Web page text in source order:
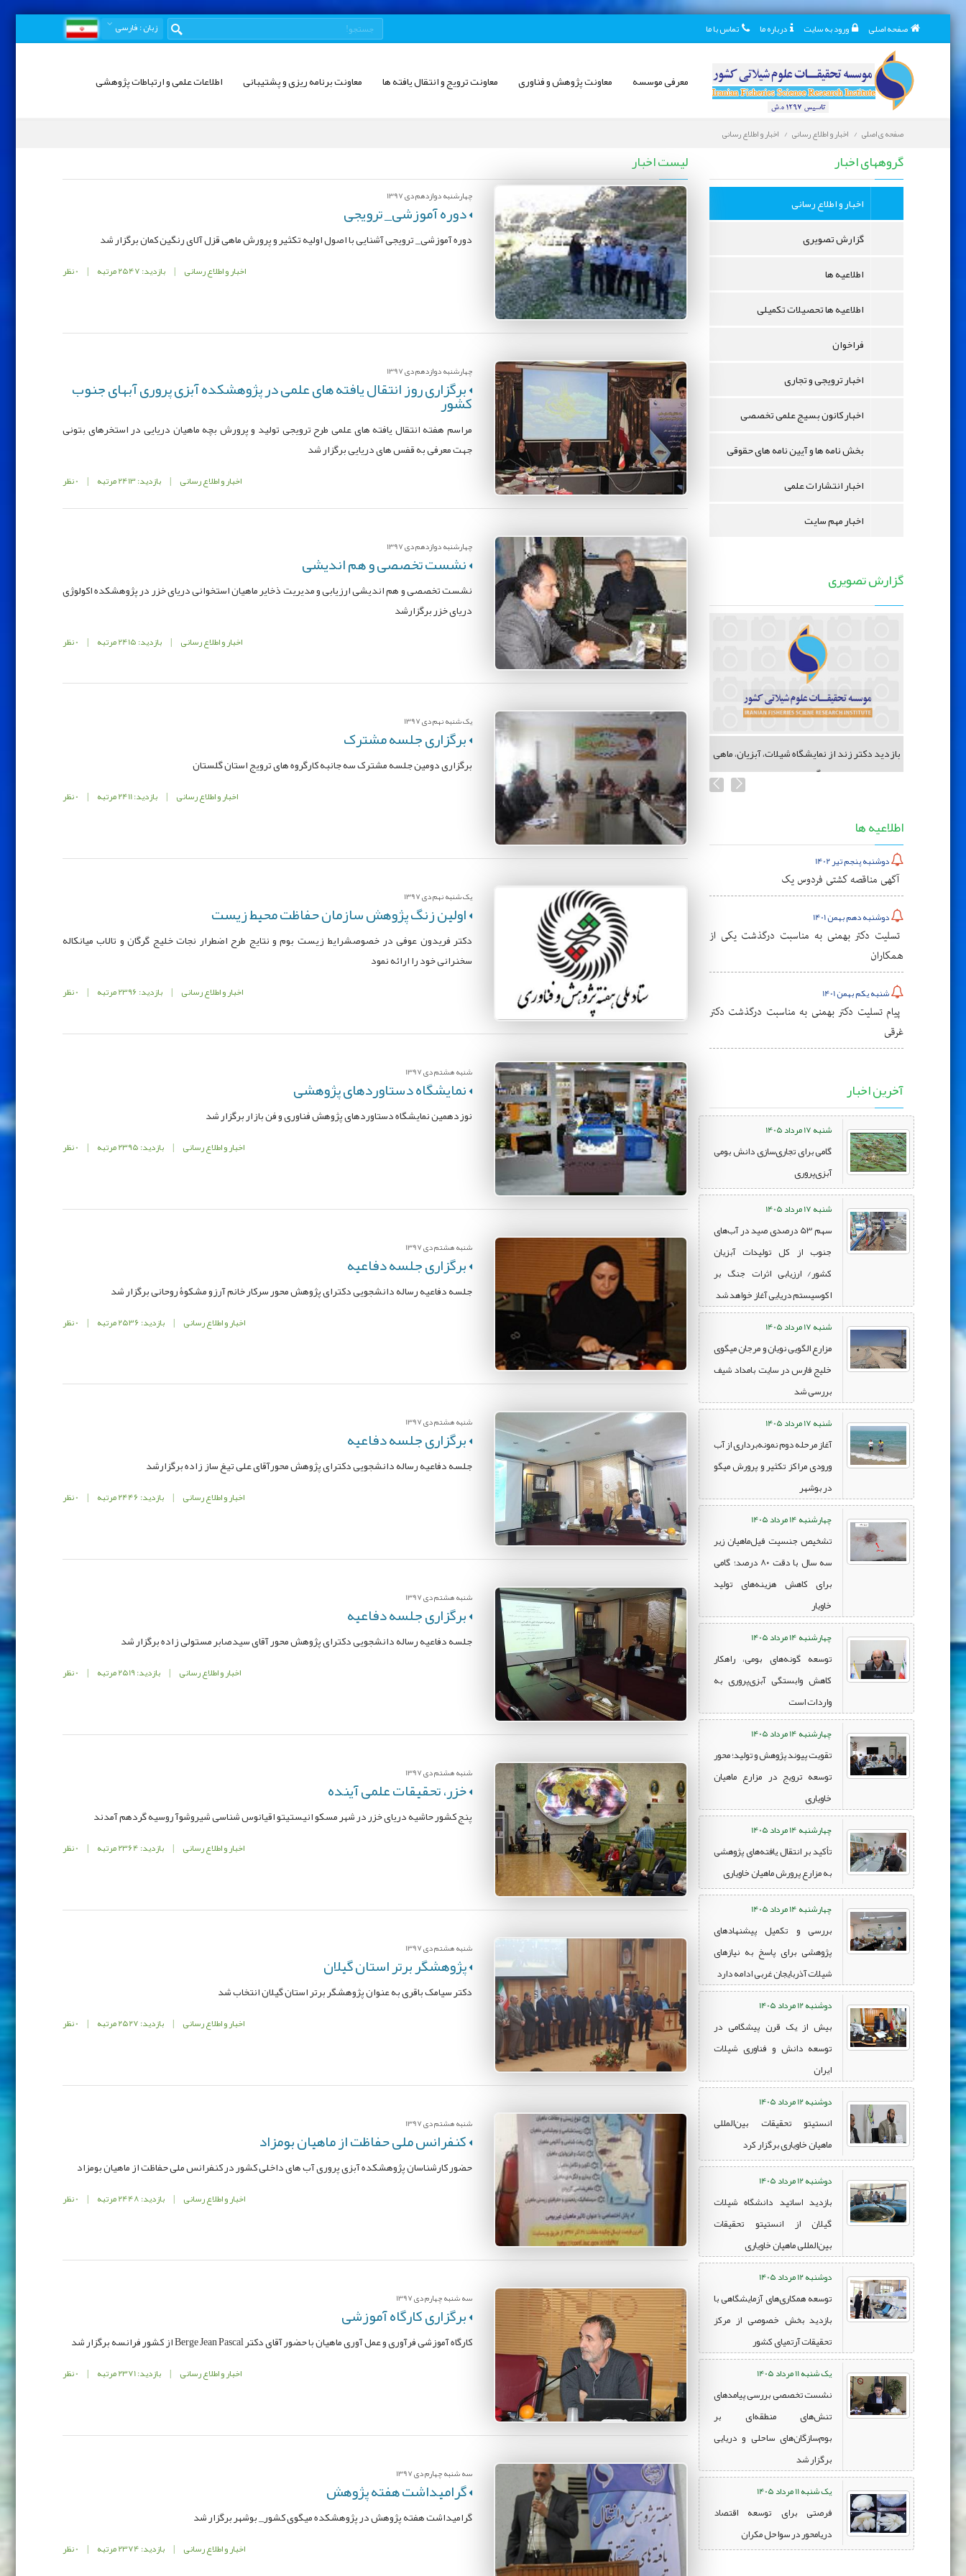
صفحه اصلی ورود به سایت درباره ما تماس با ما زبان: فارسی
معرفی موسسه معاونت پژوهش و فناوری معاونت ترویج و انتقال یافته ها معاونت برنامه ریزی و پشتیبانی اطلاعات علمی و ارتباطات پژوهشی
صفحه ی اصلی اخبار و اطلاع رسانی اخبار و اطلاع رسانی
اخبار و اطلاع رسانی
گروههای اخبار
اخبار و اطلاع رسانی
گزارش تصویری
اطلاعیه ها
اطلاعیه ها تحصیلات تکمیلی
فراخوان
اخبار ترویجی و تجاری
اخبار کانون بسیج علمی تخصصی
بخش نامه ها و آیین نامه های حقوقی
اخبار انتشارات علمی
اخبار مهم سایت
گزارش تصویری
بازدید دکتر زند از نمایشگاه شیلات، آبزیان، ماهی
گیری...
اطلاعیه ها
دوشنبه پنجم تیر 1402
آگهی مناقصه کشتی فردوس یک
دوشنبه دهم بهمن 1401
تسلیت دکتر بهمنی به مناسبت درگذشت یکی از
همکاران
شنبه یکم بهمن 1401
پیام تسلیت دکتر بهمنی به مناسبت درگذشت دکتر
غرقی
آخرین اخبار
شنبه 17 مرداد 1405
گامی برای تجاری‌سازی دانش بومی
آبزی‌پروری
شنبه 17 مرداد 1405
سهم 53 درصدی صید در آب‌های
جنوب از کل تولیدات آبزیان
کشور/ ارزیابی اثرات جنگ بر
اکوسیستم دریایی آغاز خواهد شد
شنبه 17 مرداد 1405
مزارع الگویی نویان و مرجان میگوی
خلیج فارس در سایت بامداد شیف
بررسی شد
شنبه 17 مرداد 1405
آغاز مرحله دوم نمونه‌برداری از آب
ورودی مراکز تکثیر و پرورش میگو
در بوشهر
چهارشنبه 14 مرداد 1405
تشخیص جنسیت فیل‌ماهیان زیر
سه سال با دقت ۸۰ درصد؛ گامی
برای کاهش هزینه‌های تولید
خاویار
چهارشنبه 14 مرداد 1405
توسعه گونه‌های بومی، راهکار
کاهش وابستگی آبزی‌پروری به
واردات است
چهارشنبه 14 مرداد 1405
تقویت پیوند پژوهش و تولید؛ محور
توسعه ترویج در مزارع ماهیان
خاویاری
چهارشنبه 14 مرداد 1405
تأکید بر انتقال یافته‌های پژوهشی
به مزارع پرورش ماهیان خاویاری
چهارشنبه 14 مرداد 1405
بررسی و تکمیل پیشنهادهای
پژوهشی برای پاسخ به نیازهای
شیلات آذربایجان غربی ادامه دارد
دوشنبه 12 مرداد 1405
بیش از یک قرن پیشگامی در
توسعه دانش و فناوری شیلات
ایران
دوشنبه 12 مرداد 1405
انستیتو تحقیقات بین‌المللی
ماهیان خاویاری برگزار کرد
دوشنبه 12 مرداد 1405
بازدید اساتید دانشگاه شیلات
گیلان از انستیتو تحقیقات
بین‌المللی ماهیان خاویاری
دوشنبه 12 مرداد 1405
توسعه همکاری‌های آزمایشگاهی با
بازدید بخش خصوصی از مرکز
تحقیقات آرتمیای کشور
یک شنبه 11 مرداد 1405
نشست تخصصی بررسی پیامدهای
تنش‌های منطقه‌ای بر
بوم‌سازگان‌های ساحلی و دریایی
برگزار شد
یک شنبه 11 مرداد 1405
فرصتی برای توسعه اقتصاد
دریامحور در سواحل مکران
لیست اخبار
چهارشنبه دوازدهم دی 1397
دوره آموزشی_ ترویجی
دوره آموزشی_ ترویجی آشنایی با اصول اولیه تکثیر و پرورش ماهی قزل آلای رنگین کمان برگزار شد
اخبار و اطلاع رسانی | بازدید: 2547 مرتبه | 0 نظر
چهارشنبه دوازدهم دی 1397
برگزاری روز انتقال یافته های علمی در پژوهشکده آبزی پروری آبهای جنوب
کشور
مراسم هفته انتقال یافته های علمی طرح ترویجی تولید و پرورش بچه ماهیان دریایی در استخرهای بتونی
جهت معرفی به قفس های دریایی برگزار شد
اخبار و اطلاع رسانی | بازدید: 2413 مرتبه | 0 نظر
چهارشنبه دوازدهم دی 1397
نشست تخصصی و هم اندیشی
نشست تخصصی و هم اندیشی ارزیابی و مدیریت ذخایر ماهیان استخوانی دریای خزر در پژوهشکده اکولوژی
دریای خزر برگزارشد
اخبار و اطلاع رسانی | بازدید: 2415 مرتبه | 0 نظر
یک شنبه نهم دی 1397
برگزاری جلسه مشترک
برگزاری دومین جلسه مشترک سه جانبه کارگروه های ترویج استان گلستان
اخبار و اطلاع رسانی | بازدید: 2411 مرتبه | 0 نظر
یک شنبه نهم دی 1397
اولین زنگ پژوهش سازمان حفاظت محیط زیست
دکتر فریدون عوفی در خصوصشرایط زیست بوم و نتایج طرح اضطرار نجات خلیج گرگان و تالاب میانکاله
سخنرانی خود را ارائه نمود
اخبار و اطلاع رسانی | بازدید: 2396 مرتبه | 0 نظر
شنبه هشتم دی 1397
نمایشگاه دستاوردهای پژوهشی
نوزدهمین نمایشگاه دستاوردهای پژوهش فناوری و فن بازار برگزار شد
اخبار و اطلاع رسانی | بازدید: 2395 مرتبه | 0 نظر
شنبه هشتم دی 1397
برگزاری جلسه دفاعیه
جلسه دفاعیه رساله دانشجویی دکترای پژوهش محور سرکار خانم آرزو مشکوﮤ روحانی برگزار شد
اخبار و اطلاع رسانی | بازدید: 2536 مرتبه | 0 نظر
شنبه هشتم دی 1397
برگزاری جلسه دفاعیه
جلسه دفاعیه رساله دانشجویی دکترای پژوهش محورآقای علی تیغ ساز زاده برگزارشد
اخبار و اطلاع رسانی | بازدید: 2446 مرتبه | 0 نظر
شنبه هشتم دی 1397
برگزاری جلسه دفاعیه
جلسه دفاعیه رساله دانشجویی دکترای پژوهش محور آقای سیدصابر مستولی زاده برگزار شد
اخبار و اطلاع رسانی | بازدید: 2519 مرتبه | 0 نظر
شنبه هشتم دی 1397
خزر، تحقیقات علمی آینده
پنج کشور حاشیه دریای خزر در شهر مسکو انیستیتو اقیانوس شناسی شیروشوآ روسیه گردهم آمدند
اخبار و اطلاع رسانی | بازدید: 2364 مرتبه | 0 نظر
شنبه هشتم دی 1397
پژوهشگر برتر استان گیلان
دکتر سیامک باقری به عنوان پژوهشگر برتر استان گیلان انتخاب شد
اخبار و اطلاع رسانی | بازدید: 2527 مرتبه | 0 نظر
شنبه هشتم دی 1397
کنفرانس ملی حفاظت از ماهیان بومزاد
حضور کارشناسان پژوهشکده آبزی پروری آب های داخلی کشور در کنفرانس ملی حفاظت از ماهیان بومزاد
اخبار و اطلاع رسانی | بازدید: 2448 مرتبه | 0 نظر
سه شنبه چهارم دی 1397
برگزاری کارگاه آموزشی
کارگاه آموزشی فرآوری و عمل آوری ماهیان با حضور آقای دکتر Berge Jean Pascal از کشور فرانسه برگزار شد
اخبار و اطلاع رسانی | بازدید: 2371 مرتبه | 0 نظر
سه شنبه چهارم دی 1397
گرامیداشت هفته پژوهش
گرامیداشت هفته پژوهش در پژوهشکده میگوی کشور_ بوشهر برگزار شد
اخبار و اطلاع رسانی | بازدید: 2374 مرتبه | 0 نظر